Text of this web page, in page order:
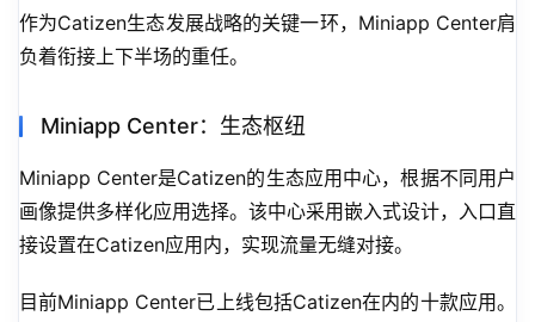
作为Catizen生态发展战略的关键一环，Miniapp Center肩
负着衔接上下半场的重任。
Miniapp Center：生态枢纽
Miniapp Center是Catizen的生态应用中心，根据不同用户
画像提供多样化应用选择。该中心采用嵌入式设计，入口直
接设置在Catizen应用内，实现流量无缝对接。
目前Miniapp Center已上线包括Catizen在内的十款应用。